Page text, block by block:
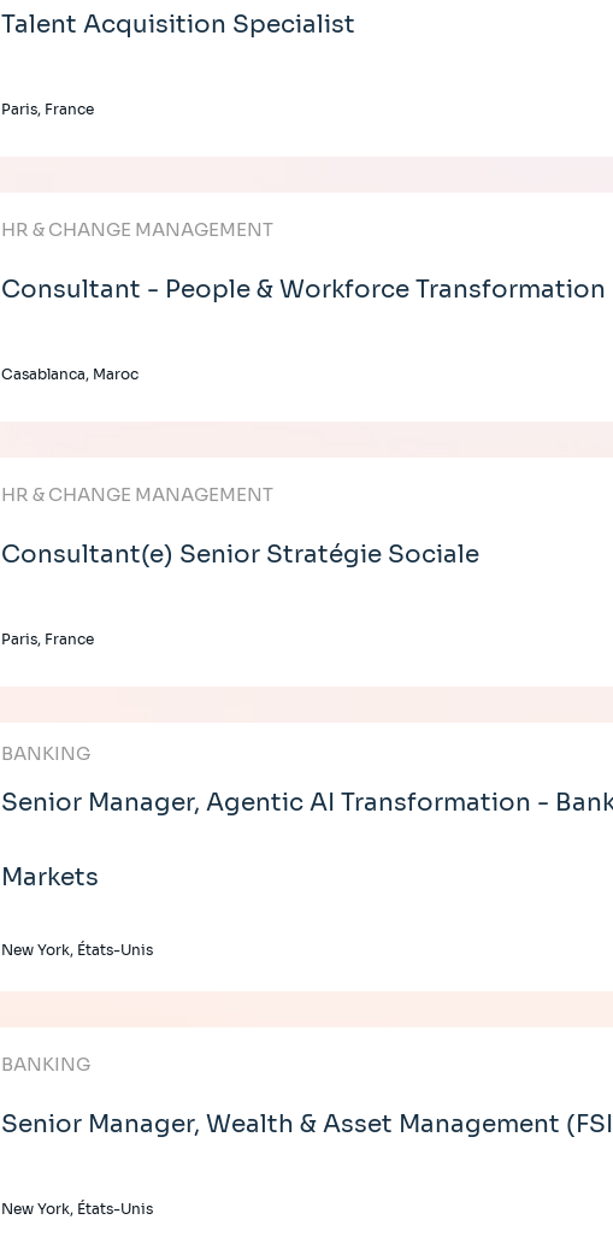
Talent Acquisition Specialist
Paris, France
HR & CHANGE MANAGEMENT
Consultant - People & Workforce Transformation
Casablanca, Maroc
HR & CHANGE MANAGEMENT
Consultant(e) Senior Stratégie Sociale
Paris, France
BANKING
Senior Manager, Agentic AI Transformation -
Markets
New York, États-Unis
BANKING
Senior Manager, Wealth & Asset Management
New York, États-Unis